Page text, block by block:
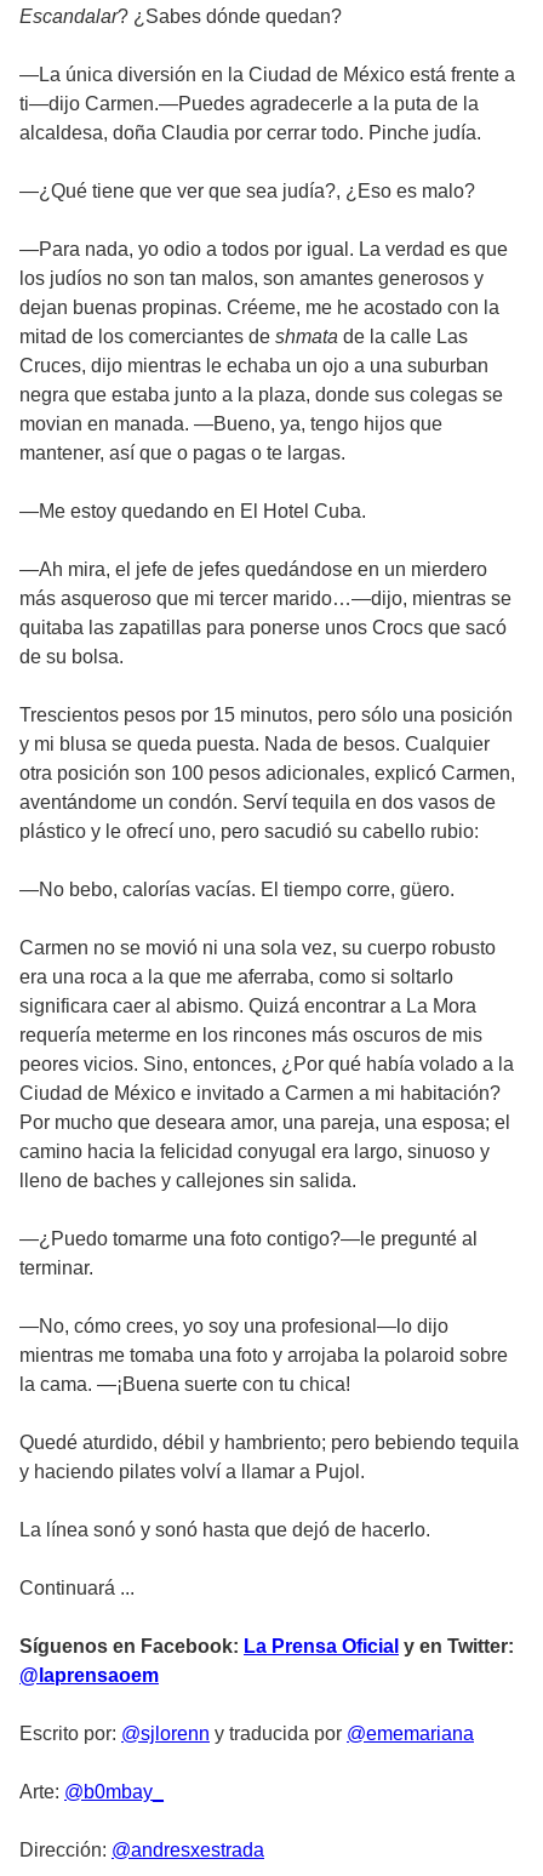
Escandalar? ¿Sabes dónde quedan?
—La única diversión en la Ciudad de México está frente a
ti—dijo Carmen.—Puedes agradecerle a la puta de la
alcaldesa, doña Claudia por cerrar todo. Pinche judía.
—¿Qué tiene que ver que sea judía?, ¿Eso es malo?
—Para nada, yo odio a todos por igual. La verdad es que
los judíos no son tan malos, son amantes generosos y
dejan buenas propinas. Créeme, me he acostado con la
mitad de los comerciantes de shmata de la calle Las
Cruces, dijo mientras le echaba un ojo a una suburban
negra que estaba junto a la plaza, donde sus colegas se
movian en manada. —Bueno, ya, tengo hijos que
mantener, así que o pagas o te largas.
—Me estoy quedando en El Hotel Cuba.
—Ah mira, el jefe de jefes quedándose en un mierdero
más asqueroso que mi tercer marido…—dijo, mientras se
quitaba las zapatillas para ponerse unos Crocs que sacó
de su bolsa.
Trescientos pesos por 15 minutos, pero sólo una posición
y mi blusa se queda puesta. Nada de besos. Cualquier
otra posición son 100 pesos adicionales, explicó Carmen,
aventándome un condón. Serví tequila en dos vasos de
plástico y le ofrecí uno, pero sacudió su cabello rubio:
—No bebo, calorías vacías. El tiempo corre, güero.
Carmen no se movió ni una sola vez, su cuerpo robusto
era una roca a la que me aferraba, como si soltarlo
significara caer al abismo. Quizá encontrar a La Mora
requería meterme en los rincones más oscuros de mis
peores vicios. Sino, entonces, ¿Por qué había volado a la
Ciudad de México e invitado a Carmen a mi habitación?
Por mucho que deseara amor, una pareja, una esposa; el
camino hacia la felicidad conyugal era largo, sinuoso y
lleno de baches y callejones sin salida.
—¿Puedo tomarme una foto contigo?—le pregunté al
terminar.
—No, cómo crees, yo soy una profesional—lo dijo
mientras me tomaba una foto y arrojaba la polaroid sobre
la cama. —¡Buena suerte con tu chica!
Quedé aturdido, débil y hambriento; pero bebiendo tequila
y haciendo pilates volví a llamar a Pujol.
La línea sonó y sonó hasta que dejó de hacerlo.
Continuará ...
Síguenos en Facebook: La Prensa Oficial y en Twitter:
@laprensaoem
Escrito por: @sjlorenn y traducida por @ememariana
Arte: @b0mbay_
Dirección: @andresxestrada